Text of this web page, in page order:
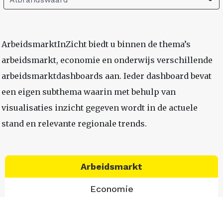
ArbeidsmarktInZicht biedt u binnen de thema’s
arbeidsmarkt, economie en onderwijs verschillende
arbeidsmarktdashboards aan. Ieder dashboard bevat
een eigen subthema waarin met behulp van
visualisaties inzicht gegeven wordt in de actuele
stand en relevante regionale trends.
Arbeidsmarkt
Economie